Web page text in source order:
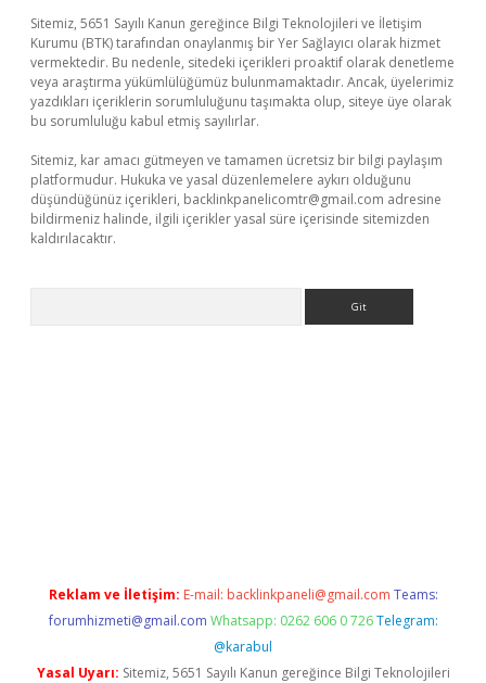
Sitemiz, 5651 Sayılı Kanun gereğince Bilgi Teknolojileri ve İletişim
Kurumu (BTK) tarafından onaylanmış bir Yer Sağlayıcı olarak hizmet
vermektedir. Bu nedenle, sitedeki içerikleri proaktif olarak denetleme
veya araştırma yükümlülüğümüz bulunmamaktadır. Ancak, üyelerimiz
yazdıkları içeriklerin sorumluluğunu taşımakta olup, siteye üye olarak
bu sorumluluğu kabul etmiş sayılırlar.
Sitemiz, kar amacı gütmeyen ve tamamen ücretsiz bir bilgi paylaşım
platformudur. Hukuka ve yasal düzenlemelere aykırı olduğunu
düşündüğünüz içerikleri, backlinkpanelicomtr@gmail.com adresine
bildirmeniz halinde, ilgili içerikler yasal süre içerisinde sitemizden
kaldırılacaktır.
Reklam ve İletişim: E-mail: backlinkpaneli@gmail.com Teams:
forumhizmeti@gmail.com Whatsapp: 0262 606 0 726 Telegram:
@karabul
Yasal Uyarı: Sitemiz, 5651 Sayılı Kanun gereğince Bilgi Teknolojileri